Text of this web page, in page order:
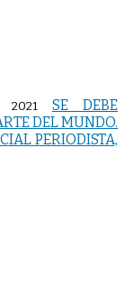
2021
SE DEBE
DEL MUNDO.
PERIODISTA,